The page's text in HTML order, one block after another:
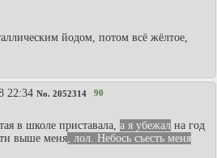
йодом, потом всё жёлтое,
22:34 No. 2052314 90
в школе приставала, а я убежал на год
выше меня , лол. Небось съесть меня